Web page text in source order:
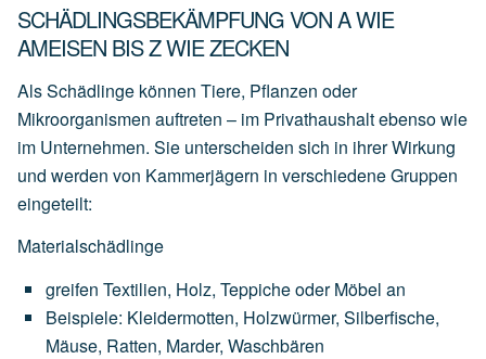
SCHÄDLINGSBEKÄMPFUNG VON A WIE
AMEISEN BIS Z WIE ZECKEN
Als Schädlinge können Tiere, Pflanzen oder
Mikroorganismen auftreten – im Privathaushalt ebenso wie
im Unternehmen. Sie unterscheiden sich in ihrer Wirkung
und werden von Kammerjägern in verschiedene Gruppen
eingeteilt:
Materialschädlinge
greifen Textilien, Holz, Teppicheoder Möbel an
Beispiele: Kleidermotten, Holzwürmer, Silberfische,
Mäuse, Ratten, Marder, Waschbären